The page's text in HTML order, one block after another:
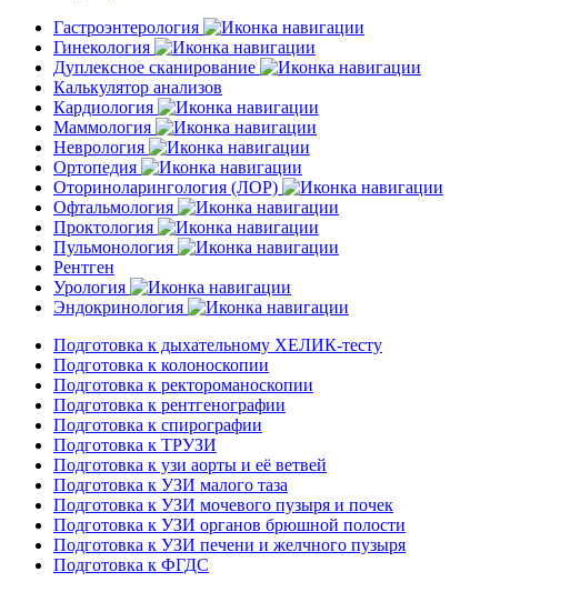
Гастроэнтерология
Гинекология
Дуплексное сканирование
Калькулятор анализов
Кардиология
Маммология
Неврология
Ортопедия
Оториноларингология (ЛОР)
Офтальмология
Проктология
Пульмонология
Рентген
Урология
Эндокринология
Подготовка к дыхательному ХЕЛИК-тесту
Подготовка к колоноскопии
Подготовка к ректороманоскопии
Подготовка к рентгенографии
Подготовка к спирографии
Подготовка к ТРУЗИ
Подготовка к узи аорты и её ветвей
Подготовка к УЗИ малого таза
Подготовка к УЗИ мочевого пузыря и почек
Подготовка к УЗИ органов брюшной полости
Подготовка к УЗИ печени и желчного пузыря
Подготовка к ФГДС